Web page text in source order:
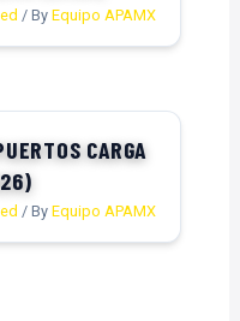
/ By Equipo APAMX
CARGA
/ By Equipo APAMX